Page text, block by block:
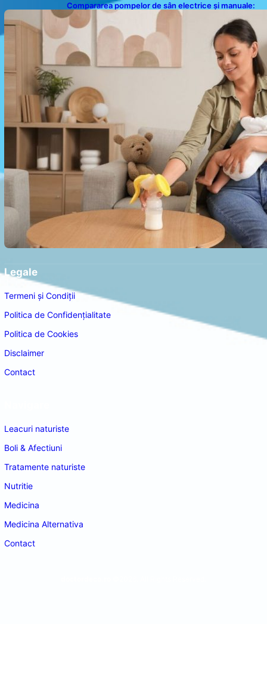
Compararea pompelor de sân electrice și manuale:
Alegerea ideală pentru mamele moderne
Legale
Termeni și Condiții
Politica de Confidențialitate
Politica de Cookies
Disclaimer
Contact
Leacuri naturiste
Boli & Afectiuni
Tratamente naturiste
Nutritie
Medicina
Medicina Alternativa
Contact